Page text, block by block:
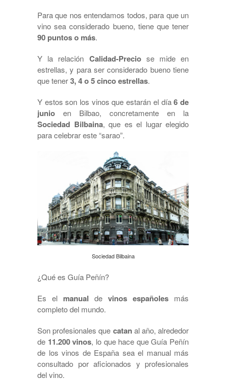
Para que nos entendamos todos, para que un
vino sea considerado bueno, tiene que tener
90 puntos o más.
Y la relación Calidad-Preciose mide en
estrellas, y para ser considerado bueno tiene
que tener3, 4 o 5 cinco estrellas.
Y estos son los vinos que estarán el día6 de
junio en Bilbao, concretamente en la
Sociedad Bilbaina, que es el lugar elegido
para celebrar este “sarao”.
Sociedad Bilbaina
¿Qué es Guía Peñín?
Es el manual de vinos españoles más
completo del mundo.
Son profesionales que catanal año, alrededor
de 11.200 vinos, lo que hace que Guía Peñín
de los vinos de España sea el manual más
consultado por aficionados y profesionales
del vino.